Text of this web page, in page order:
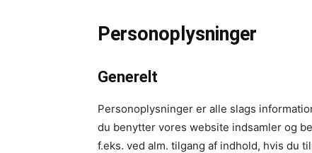
Personoplysninger
Generelt
Personoplysninger er alle slags
du benytter vores website indsamler og
f.eks. ved alm. tilgang af indhold, hvis du